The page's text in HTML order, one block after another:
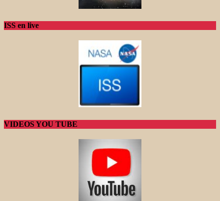
ISS en live
VIDEOS YOU TUBE